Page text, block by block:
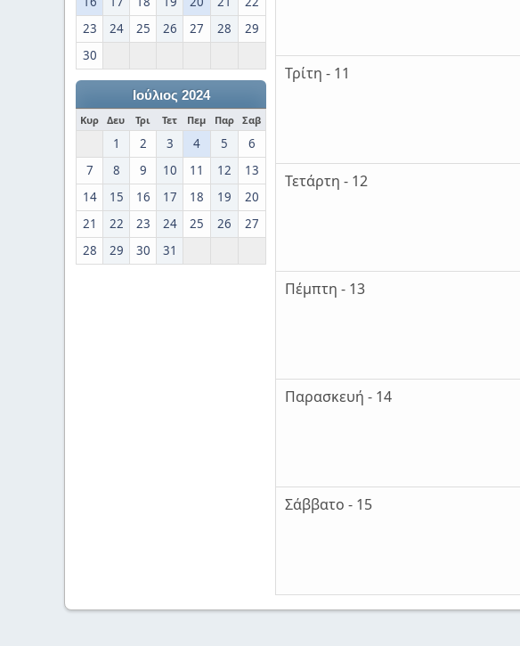
23
24 25 26 27 28
29
30
Ιούλιος 2024
Κυρ Δευ Τρι Τετ Πεμ Παρ Σαβ
1 2 3 4 5
6
7
8 9 10 11 12
13
14
15 16 17 18 19
20
21
22 23 24 25 26
27
28
29 30 31
Τρίτη - 11
Τετάρτη - 12
Πέμπτη - 13
Παρασκευή - 14
Σάββατο - 15